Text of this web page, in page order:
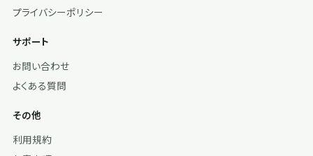
プライバシーポリシー
サポート
お問い合わせ
よくある質問
その他
利用規約